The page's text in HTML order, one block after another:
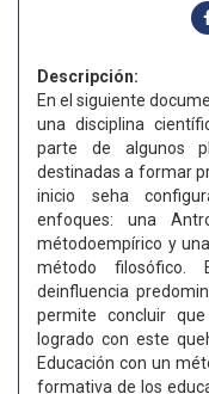
Descripción:
En el siguiente
una disciplina
parte de algunos
destinadas a formar
inicio seha
enfoques: una
métodoempírico y
método filosófico.
deinfluencia
permite concluir
logrado con este
Educación con un
formativa de los